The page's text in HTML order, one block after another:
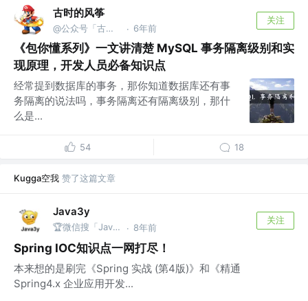
古时的风筝
@公众号「古时的风筝」 · 6年前
关注
《包你懂系列》一文讲清楚 MySQL 事务隔离级别和实
现原理，开发人员必备知识点
经常提到数据库的事务，那你知道数据库还有事
务隔离的说法吗，事务隔离还有隔离级别，那什
么是...
54 18
Kugga空我 赞了这篇文章
Java3y
🏆微信搜「Java3y」获取原创电子书 · 8年前
关注
Spring IOC知识点一网打尽！
本来想的是刷完《Spring 实战 (第4版)》和《精通
Spring4.x 企业应用开发...